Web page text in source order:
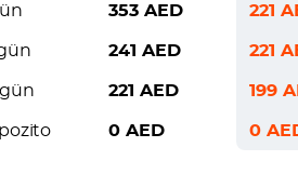
353 AED 221
241 AED 221
221 AED 199
0 AED 0